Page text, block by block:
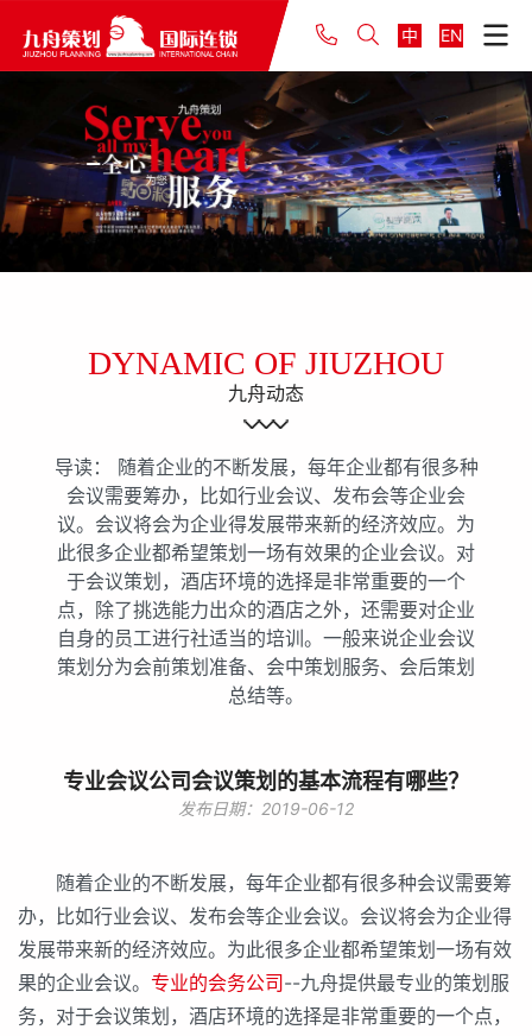
中 EN
DYNAMIC OF JIUZHOU
九舟动态
导读： 随着企业的不断发展，每年企业都有很多种
会议需要筹办，比如行业会议、发布会等企业会
议。会议将会为企业得发展带来新的经济效应。为
此很多企业都希望策划一场有效果的企业会议。对
于会议策划，酒店环境的选择是非常重要的一个
点，除了挑选能力出众的酒店之外，还需要对企业
自身的员工进行社适当的培训。一般来说企业会议
策划分为会前策划准备、会中策划服务、会后策划
总结等。
专业会议公司会议策划的基本流程有哪些？
发布日期：2019-06-12
随着企业的不断发展，每年企业都有很多种会议需要筹
办，比如行业会议、发布会等企业会议。会议将会为企业得
发展带来新的经济效应。为此很多企业都希望策划一场有效
果的企业会议。 专业的会务公司 --九舟提供最专业的策划服
务，对于会议策划，酒店环境的选择是非常重要的一个点，